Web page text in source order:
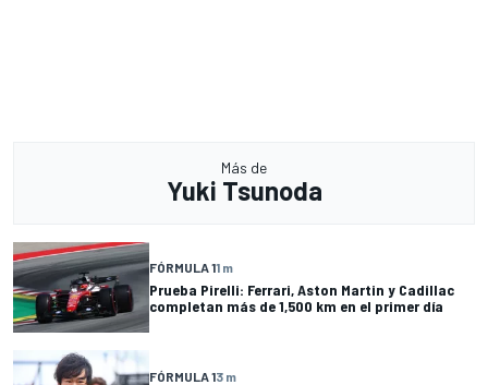
Más de
Yuki Tsunoda
FÓRMULA 11 m
Prueba Pirelli: Ferrari, Aston Martin y Cadillac
completan más de 1,500 km en el primer día
FÓRMULA 13 m